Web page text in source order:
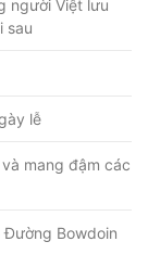
người Việt lưu
sau
lễ
mang đậm các
Đường Bowdoin